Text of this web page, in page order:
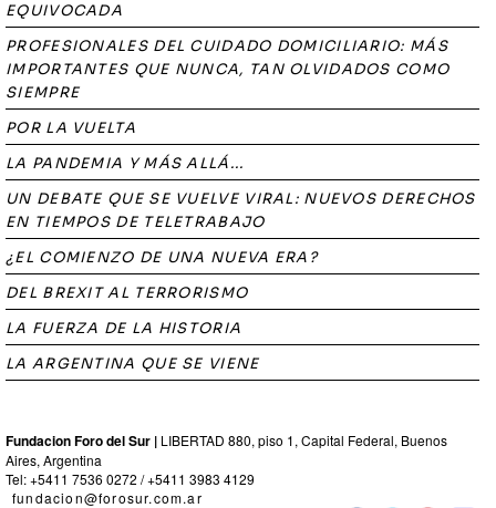
EQUIVOCADA
PROFESIONALES DEL CUIDADO DOMICILIARIO: MÁS
IMPORTANTES QUE NUNCA, TAN OLVIDADOS COMO
SIEMPRE
POR LA VUELTA
LA PANDEMIA Y MÁS ALLÁ...
UN DEBATE QUE SE VUELVE VIRAL: NUEVOS DERECHOS
EN TIEMPOS DE TELETRABAJO
¿EL COMIENZO DE UNA NUEVA ERA?
DEL BREXIT AL TERRORISMO
LA FUERZA DE LA HISTORIA
LA ARGENTINA QUE SE VIENE
Fundacion Foro del Sur | LIBERTAD 880, piso 1, Capital Federal, Buenos
Aires, Argentina
Tel: +5411 7536 0272 / +5411 3983 4129
fundacion@forosur.com.ar